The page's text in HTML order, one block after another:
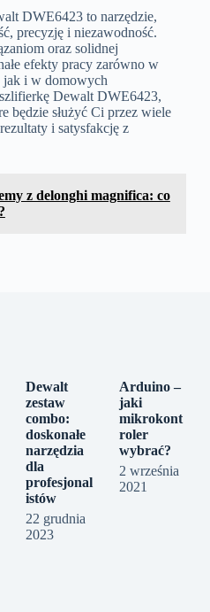
DWE6423 to narzędzie,
precyzję i niezawodność.
oraz solidnej
efekty pracy zarówno w
jak i w domowych
Dewalt DWE6423,
będzie służyć Ci przez wiele
i satysfakcję z
z delonghi magnifica: co
Dewalt
zestaw
combo:
doskonałe
narzędzia
dla
profesjonal
istów
22 grudnia
2023
Arduino –
jaki
mikrokont
roler
wybrać?
2 września
2021